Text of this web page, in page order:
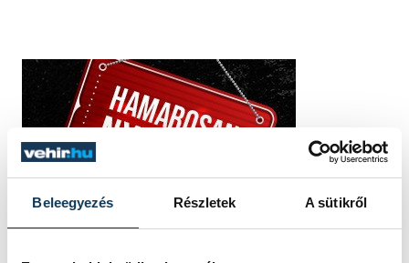
Beleegyezés Részletek A sütikről